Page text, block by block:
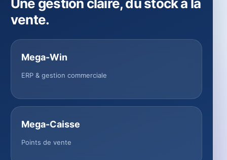
vente.
Mega-Win
ERP & gestion commerciale
Mega-Caisse
Points de vente